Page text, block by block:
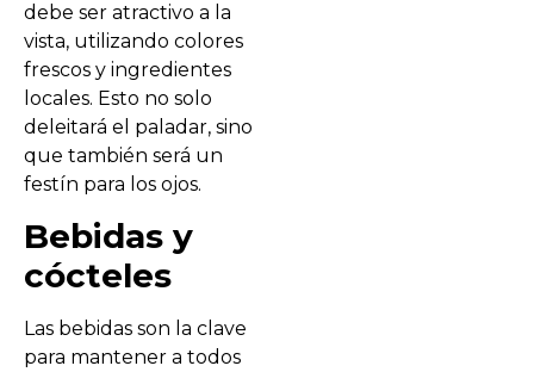
debe ser atractivo a la
vista, utilizando colores
frescos y ingredientes
locales. Esto no solo
deleitará el paladar, sino
que también será un
festín para los ojos.
Bebidas y
cócteles
Las bebidas son la clave
para mantener a todos